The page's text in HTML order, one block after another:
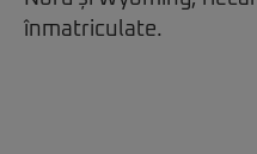
înmatriculate.